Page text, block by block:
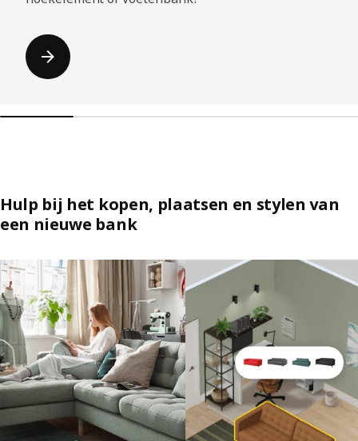
Hulp bij het kopen, plaatsen en stylen van
een nieuwe bank
Lijst overslaan